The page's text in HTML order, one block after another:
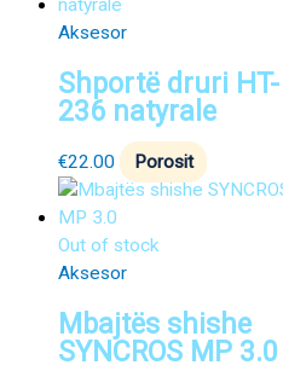
Aksesor
Shportë druri HT-
236 natyrale
€22.00 Porosit
Out of stock
Aksesor
Mbajtës shishe
SYNCROS MP 3.0